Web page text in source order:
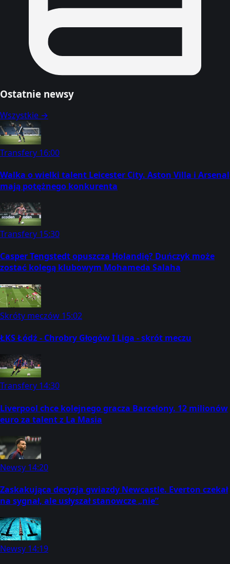
Ostatnie newsy
Wszystkie →
Transfery 16:00
Walka o wielki talent Leicester City. Aston Villa i Arsenal
mają potężnego konkurenta
Transfery 15:30
Casper Tengstedt opuszcza Holandię? Duńczyk może
zostać kolegą klubowym Mohameda Salaha
Skróty meczów 15:02
ŁKS Łódź - Chrobry Głogów I Liga - skrót meczu
Transfery 14:30
Liverpool chce kolejnego gracza Barcelony. 12 milionów
euro za talent z La Masia
Newsy 14:20
Zaskakująca decyzja gwiazdy Newcastle. Everton czekał
na sygnał, ale usłyszał stanowcze „nie”
Newsy 14:19